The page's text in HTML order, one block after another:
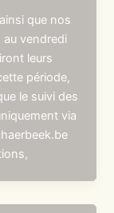
que nos
vendredi
leurs
période,
le suivi des
via